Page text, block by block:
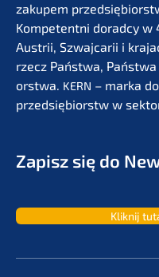
zakupem
Kompe­tent­ni dorad­cy w
Austrii, Szwaj­ca­rii i
rzecz Państ­wa,
orst­wa. KERN – marka
przedsię­bi­orstw w
Zapisz się do
Kliknij